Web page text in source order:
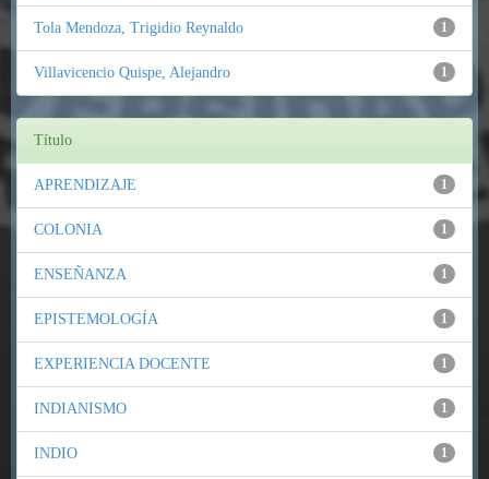
1
Tola Mendoza, Trigidio Reynaldo
1
Villavicencio Quispe, Alejandro
Título
1
APRENDIZAJE
1
COLONIA
1
ENSEÑANZA
1
EPISTEMOLOGÍA
1
EXPERIENCIA DOCENTE
1
INDIANISMO
1
INDIO